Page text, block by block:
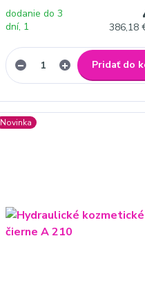
386,18
dodanie do 3
dní, 1
Pridať do
Novinka